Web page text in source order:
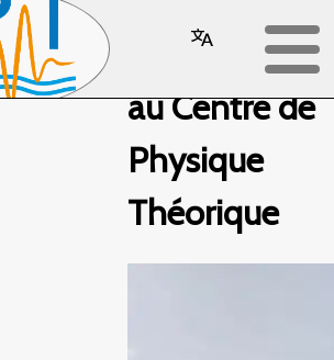
Bienvenue
au Centre de
Physique
Théorique